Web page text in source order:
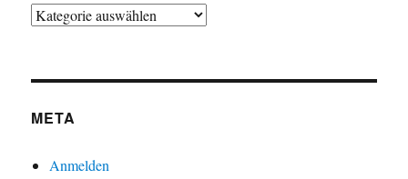
META
Anmelden